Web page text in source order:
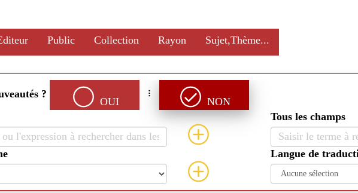
Public Collection Rayon Sujet,Thème...
?
OUI
NON
Tous les champs
Langue de